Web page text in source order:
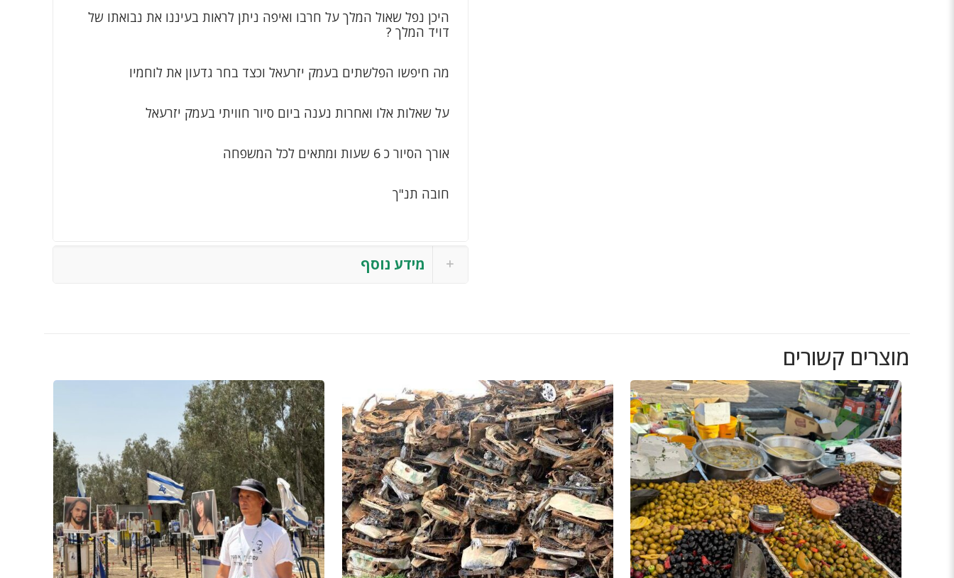
היכן נפל שאול המלך על חרבו ואיפה ניתן לראות בעיננו את נבואתו של
דויד המלך ?
מה חיפשו הפלשתים בעמק יזרעאל וכצד בחר גדעון את לוחמיו
על שאלות אלו ואחרות נענה ביום סיור חוויתי בעמק יזרעאל
אורך הסיור כ 6 שעות ומתאים לכל המשפחה
חובה תנ"ך
מידע נוסף
מוצרים קשורים